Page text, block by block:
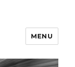
MENU